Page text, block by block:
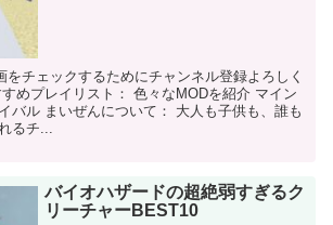
チェックするためにチャンネル登録よろしく
めプレイリスト： 色々なMODを紹介 マイン
バル まいぜんについて： 大人も子供も、誰も
るチ...
バイオハザードの超絶弱すぎるク
リーチャーBEST10